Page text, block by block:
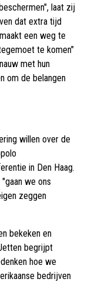
laat zij
dat extra tijd
een weg te
te komen"
met hun
om de belangen
willen over de
in Den Haag.
we ons
zeggen
bekeken en
begrijpt
hoe we
bedrijven